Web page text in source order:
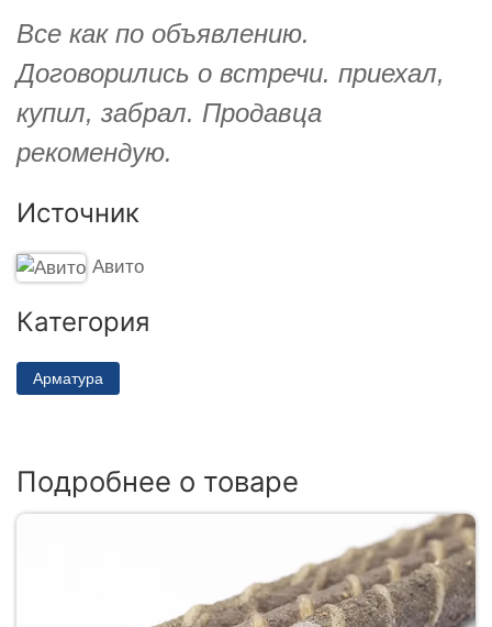
Все как по объявлению.
Договорились о встречи. приехал,
купил, забрал. Продавца
рекомендую.
Источник
Авито
Категория
Арматура
Подробнее о товаре